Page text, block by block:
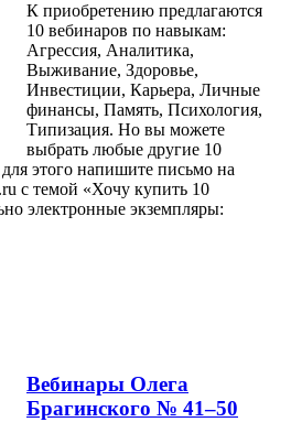
К приобретению предлагаются
10 вебинаров по навыкам:
Агрессия, Аналитика,
Выживание, Здоровье,
Инвестиции, Карьера, Личные
финансы, Память, Психология,
Типизация. Но вы можете
выбрать любые другие 10
этого напишите письмо на
с темой «Хочу купить 10
электронные экземпляры:
Вебинары Олега
Брагинского № 41–50